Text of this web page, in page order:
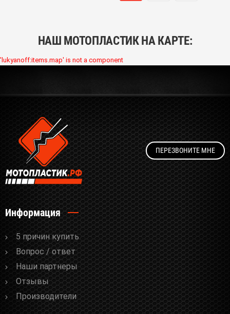
НАШ МОТОПЛАСТИК НА КАРТЕ:
'lukyanoff:items.map' is not a component
ПЕРЕЗВОНИТЕ МНЕ
Информация
5 причин купить
Вопрос / ответ
Наши партнеры
Отзывы
Производители